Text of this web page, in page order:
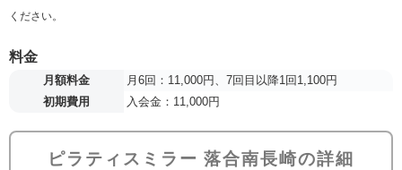
ください。
料金
月額料金
月6回：11,000円、7回目以降1回1,100円
初期費用
入会金：11,000円
ピラティスミラー 落合南長崎の詳細